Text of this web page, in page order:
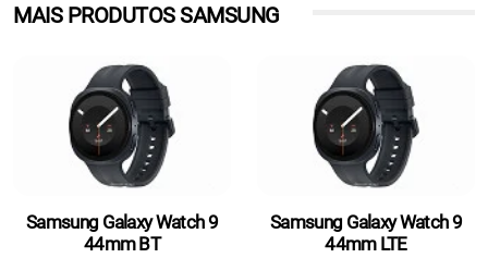
MAIS PRODUTOS SAMSUNG
Samsung Galaxy Watch 9
44mm BT
Samsung Galaxy Watch 9
44mm LTE